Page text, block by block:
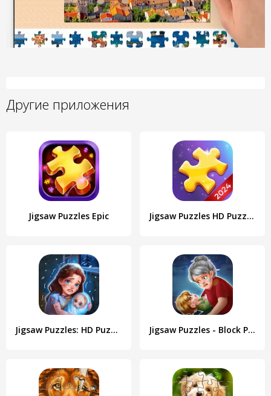
Другие приложения
Jigsaw Puzzles Epic Jigsaw Puzzles HD Puzzle Games
Jigsaw Puzzles: HD Puzzle Game Jigsaw Puzzles - Block Puzzle